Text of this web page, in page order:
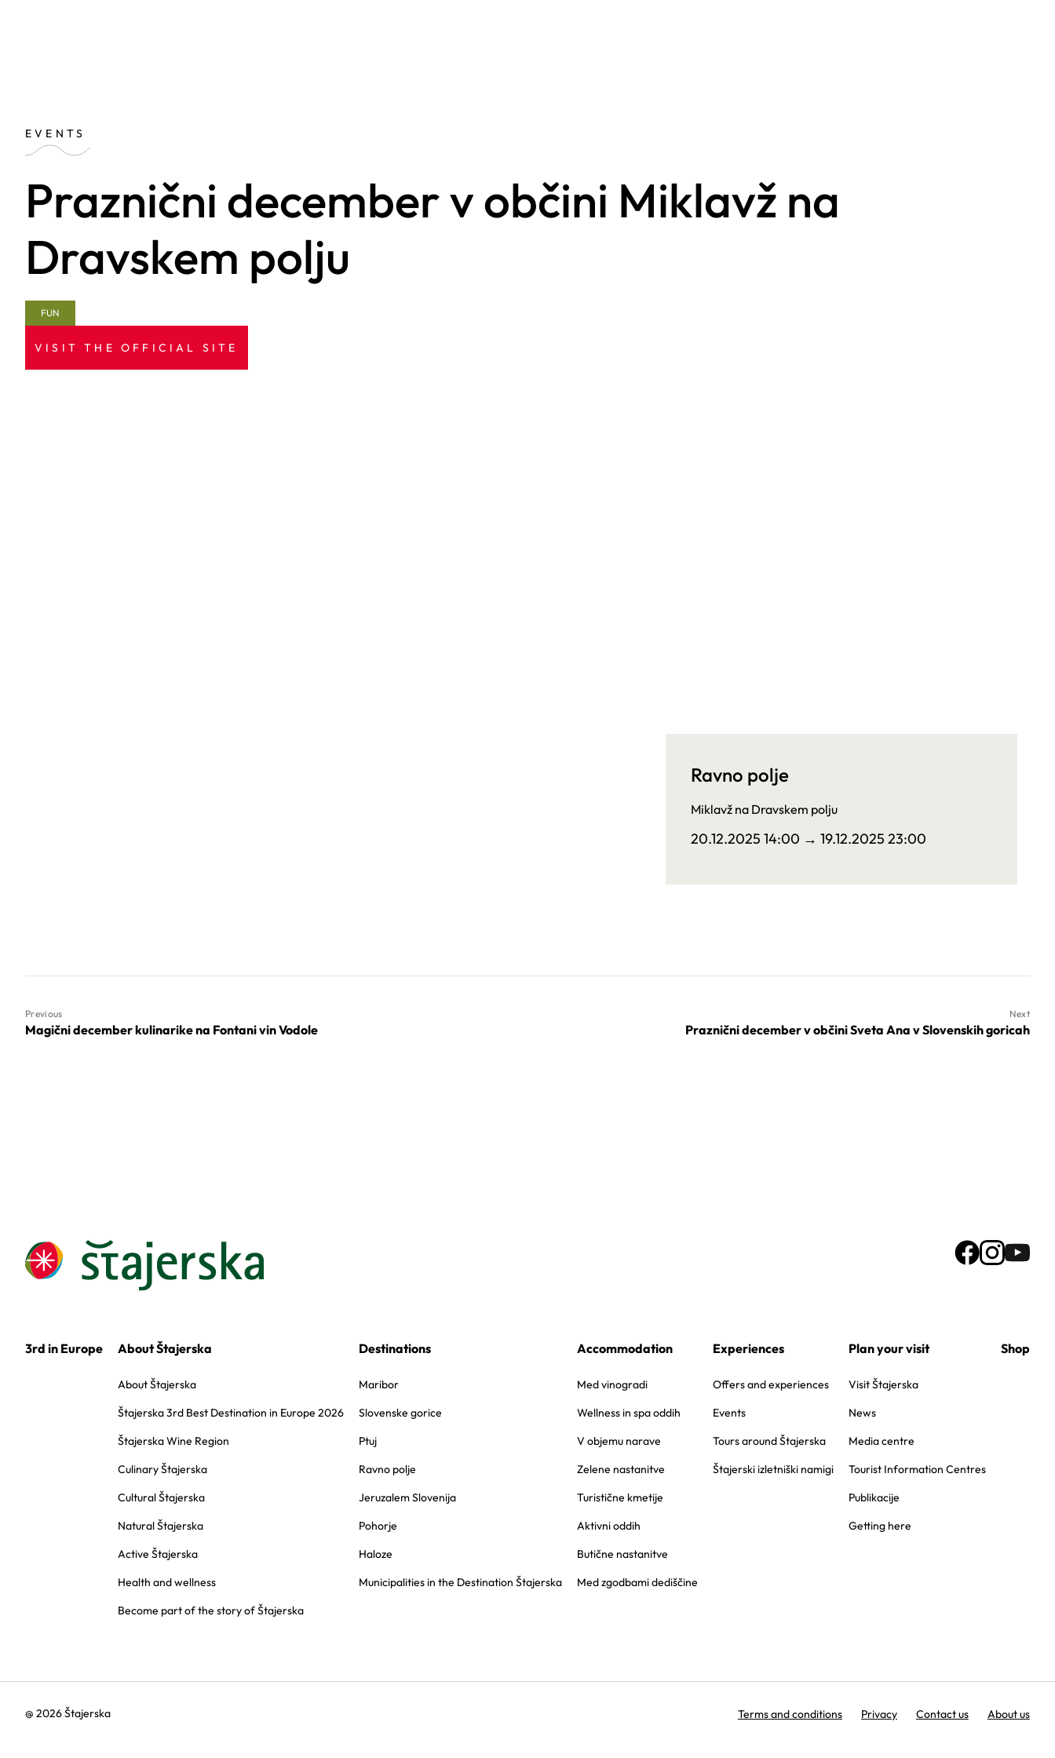
EVENTS
Praznični december v občini Miklavž na
Dravskem polju
FUN
VISIT THE OFFICIAL SITE
Ravno polje
Miklavž na Dravskem polju
20.12.2025 14:00 → 19.12.2025 23:00
Previous
Magični december kulinarike na Fontani vin Vodole
Next
Praznični december v občini Sveta Ana v Slovenskih goricah
3rd in Europe About Štajerska
About Štajerska
Štajerska 3rd Best Destination in Europe 2026
Štajerska Wine Region
Culinary Štajerska
Cultural Štajerska
Natural Štajerska
Active Štajerska
Health and wellness
Become part of the story of Štajerska
Destinations
Maribor
Slovenske gorice
Ptuj
Ravno polje
Jeruzalem Slovenija
Pohorje
Haloze
Municipalities in the Destination Štajerska
Accommodation
Med vinogradi
Wellness in spa oddih
V objemu narave
Zelene nastanitve
Turistične kmetije
Aktivni oddih
Butične nastanitve
Med zgodbami dediščine
Experiences
Offers and experiences
Events
Tours around Štajerska
Štajerski izletniški namigi
Plan your visit
Visit Štajerska
News
Media centre
Tourist Information Centres
Publikacije
Getting here
Shop
@ 2026 Štajerska Terms and conditions Privacy Contact us About us